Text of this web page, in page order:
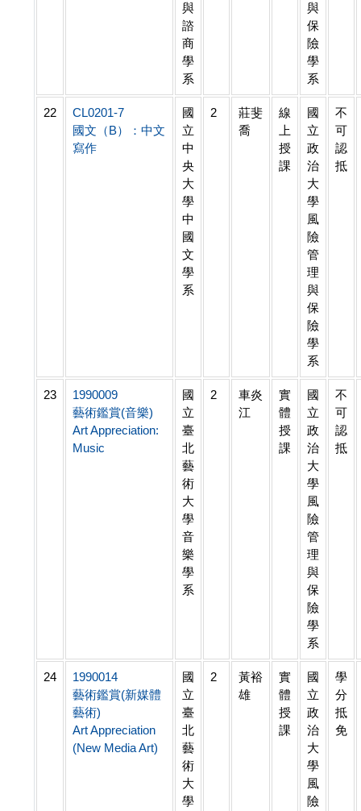
與
諮
商
學
系
與
保
險
學
系
22
CL0201-7
國文（B）：中文
寫作
國
立
中
央
大
學
中
國
文
學
系
2
莊斐
喬
線
上
授
課
國
立
政
治
大
學
風
險
管
理
與
保
險
學
系
不
可
認
抵
23
1990009
藝術鑑賞(音樂)
Art Appreciation:
Music
國
立
臺
北
藝
術
大
學
音
樂
學
系
2
車炎
江
實
體
授
課
國
立
政
治
大
學
風
險
管
理
與
保
險
學
系
不
可
認
抵
24
1990014
藝術鑑賞(新媒體
藝術)
Art Appreciation
(New Media Art)
國
立
臺
北
藝
術
大
學
2
黃裕
雄
實
體
授
課
國
立
政
治
大
學
風
險
學
分
抵
免